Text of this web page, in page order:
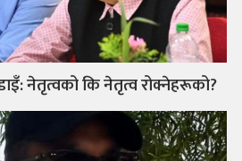
नेतृत्वको कि नेतृत्व रोक्नेहरूको?